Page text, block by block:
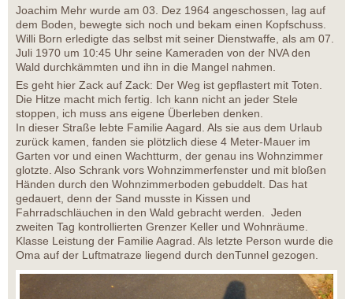
Joachim Mehr wurde am 03. Dez 1964 angeschossen, lag auf
dem Boden, bewegte sich noch und bekam einen Kopfschuss.
Willi Born erledigte das selbst mit seiner Dienstwaffe, als am 07.
Juli 1970 um 10:45 Uhr seine Kameraden von der NVA den
Wald durchkämmten und ihn in die Mangel nahmen.
Es geht hier Zack auf Zack: Der Weg ist gepflastert mit Toten.
Die Hitze macht mich fertig. Ich kann nicht an jeder Stele
stoppen, ich muss ans eigene Überleben denken.
In dieser Straße lebte Familie Aagard. Als sie aus dem Urlaub
zurück kamen, fanden sie plötzlich diese 4 Meter-Mauer im
Garten vor und einen Wachtturm, der genau ins Wohnzimmer
glotzte. Also Schrank vors Wohnzimmerfenster und mit bloßen
Händen durch den Wohnzimmerboden gebuddelt. Das hat
gedauert, denn der Sand musste in Kissen und
Fahrradschläuchen in den Wald gebracht werden. Jeden
zweiten Tag kontrollierten Grenzer Keller und Wohnräume.
Klasse Leistung der Familie Aagrad. Als letzte Person wurde die
Oma auf der Luftmatraze liegend durch denTunnel gezogen.